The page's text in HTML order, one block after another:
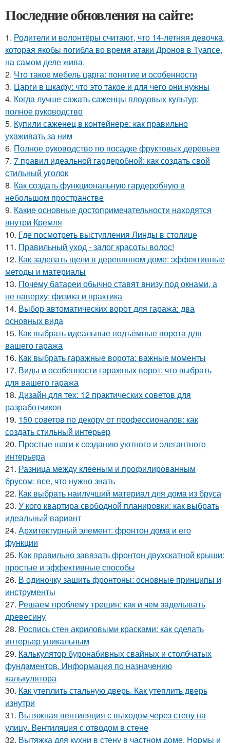
Последние обновления на сайте:
1. Родители и волонтёры считают, что 14-летняя девочка,
которая якобы погибла во время атаки Дронов в Туапсе,
на самом деле жива.
2. Что такое мебель царга: понятие и особенности
3. Царги в шкафу: что это такое и для чего они нужны
4. Когда лучше сажать саженцы плодовых культур:
полное руководство
5. Купили саженец в контейнере: как правильно
ухаживать за ним
6. Полное руководство по посадке фруктовых деревьев
7. 7 правил идеальной гардеробной: как создать свой
стильный уголок
8. Как создать функциональную гардеробную в
небольшом пространстве
9. Какие основные достопримечательности находятся
внутри Кремля
10. Где посмотреть выступления Линды в столице
11. Правильный уход - залог красоты волос!
12. Как заделать щели в деревянном доме: эффективные
методы и материалы
13. Почему батареи обычно ставят внизу под окнами, а
не наверху: физика и практика
14. Выбор автоматических ворот для гаража: два
основных вида
15. Как выбрать идеальные подъёмные ворота для
вашего гаража
16. Как выбрать гаражные ворота: важные моменты
17. Виды и особенности гаражных ворот: что выбрать
для вашего гаража
18. Дизайн для тех: 12 практических советов для
разработчиков
19. 150 советов по декору от профессионалов: как
создать стильный интерьер
20. Простые шаги к созданию уютного и элегантного
интерьера
21. Разница между клееным и профилированным
брусом: все, что нужно знать
22. Как выбрать наилучший материал для дома из бруса
23. У кого квартира свободной планировки: как выбрать
идеальный вариант
24. Архитектурный элемент: фронтон дома и его
функции
25. Как правильно завязать фронтон двухскатной крыши:
простые и эффективные способы
26. В одиночку зашить фронтоны: основные принципы и
инструменты
27. Решаем проблему трещин: как и чем заделывать
древесину
28. Роспись стен акриловыми красками: как сделать
интерьер уникальным
29. Калькулятор буронабивных свайных и столбчатых
фундаментов. Информация по назначению
калькулятора
30. Как утеплить стальную дверь. Как утеплить дверь
изнутри
31. Вытяжная вентиляция с выходом через стену на
улицу. Вентиляция с отводом в стене
32. Вытяжка для кухни в стену в частном доме. Нормы и